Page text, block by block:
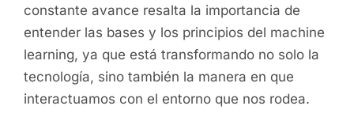
constante avance resalta la importancia de
entender las bases y los principios del machine
learning, ya que está transformando no solo la
tecnología, sino también la manera en que
interactuamos con el entorno que nos rodea.